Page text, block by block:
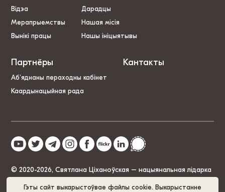
Гэты сайт выкарыстоўвае файлы cookie. Выкарыстанне
Відэа
Мерапрыемствы
Вынікі працы
Дарадцы
Нашая місія
Нашы ініцыятывы
Партнёры
Аб’яднаны пераходны кабінет
Каардынацыйная рада
Кантакты
© 2020-2026, Святлана Ціханоўская – нацыянальная лідарка